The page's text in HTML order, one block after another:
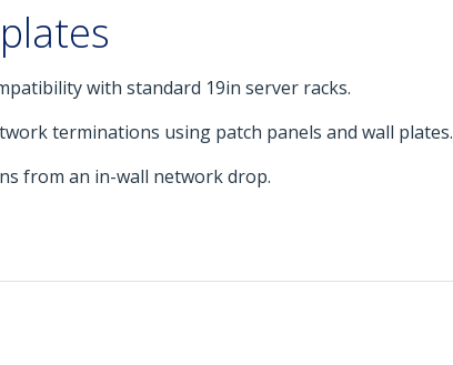
with standard 19in server racks.
terminations using patch panels and wall plates.
from an in-wall network drop.